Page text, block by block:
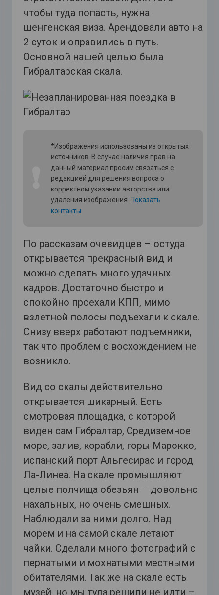
чтобы туда попасть, нужна
шенгенская виза. Арендовали авто на
2 суток и оправились в путь.
Основной нашей целью была
Гибралтарская скала.
*Изображения использованы из открытых
источников. В случае наличия прав на
данный материал просим связаться с
редакцией для решения вопроса о
корректном указании авторства или
удаления изображения. Показать
контакты
По рассказам очевидцев – остуда
открывается прекрасный вид и
можно сделать много удачных
кадров. Достаточно быстро и
спокойно проехали КПП, мимо
взлетной полосы подъехали к скале.
Снизу вверх работают подъемники,
так что проблем с восхождением не
возникло.
Вид со скалы действительно
открывается шикарный. Есть
смотровая площадка, с которой
виден сам Гибралтар, Средиземное
море, залив, корабли, горы Марокко,
испанский порт Альгесирас и город
Ла-Линеа. На скале промышляют
целые полчища обезьян – довольно
нахальных, но очень смешных.
Наблюдали за ними долго. Над
морем и на самой скале летают
чайки. Сделали много фотографий с
пернатыми и мохнатыми местными
обитателями. Так же на скале есть
музей, но мы туда решили не идти –